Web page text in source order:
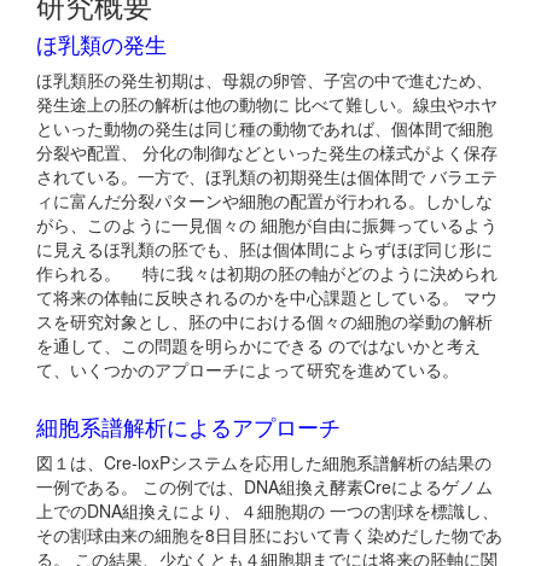
ほ乳類の発生
ほ乳類胚の発生初期は、母親の卵管、子宮の中で進むため、
発生途上の胚の解析は他の動物に 比べて難しい。線虫やホヤ
といった動物の発生は同じ種の動物であれば、個体間で細胞
分裂や配置、 分化の制御などといった発生の様式がよく保存
されている。一方で、ほ乳類の初期発生は個体間で バラエテ
ィに富んだ分裂パターンや細胞の配置が行われる。しかしな
がら、このように一見個々の 細胞が自由に振舞っているよう
に見えるほ乳類の胚でも、胚は個体間によらずほぼ同じ形に
作られる。 特に我々は初期の胚の軸がどのように決められ
て将来の体軸に反映されるのかを中心課題としている。 マウ
スを研究対象とし、胚の中における個々の細胞の挙動の解析
を通して、この問題を明らかにできる のではないかと考え
て、いくつかのアプローチによって研究を進めている。
細胞系譜解析によるアプローチ
図１は、Cre-loxPシステムを応用した細胞系譜解析の結果の
一例である。 この例では、DNA組換え酵素Creによるゲノム
上でのDNA組換えにより、４細胞期の 一つの割球を標識し、
その割球由来の細胞を8日目胚において青く染めだした物であ
る。 この結果、少なくとも４細胞期までには将来の胚軸に関